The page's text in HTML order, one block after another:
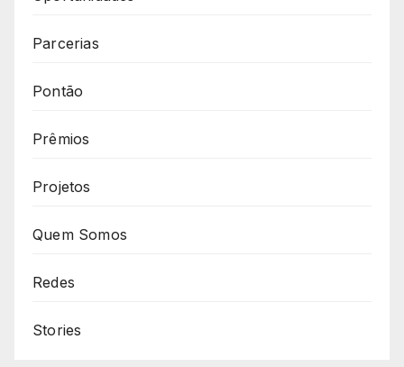
Parcerias
Pontão
Prêmios
Projetos
Quem Somos
Redes
Stories